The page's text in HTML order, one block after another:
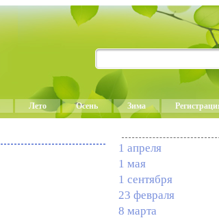
Лето Осень Зима
1 апреля
1 мая
1 сентября
23 февраля
8 марта